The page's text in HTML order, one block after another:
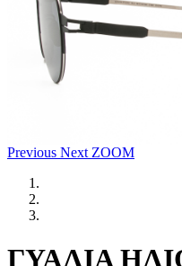
Previous Next ZOOM
ΓΥΑΛΙΑ